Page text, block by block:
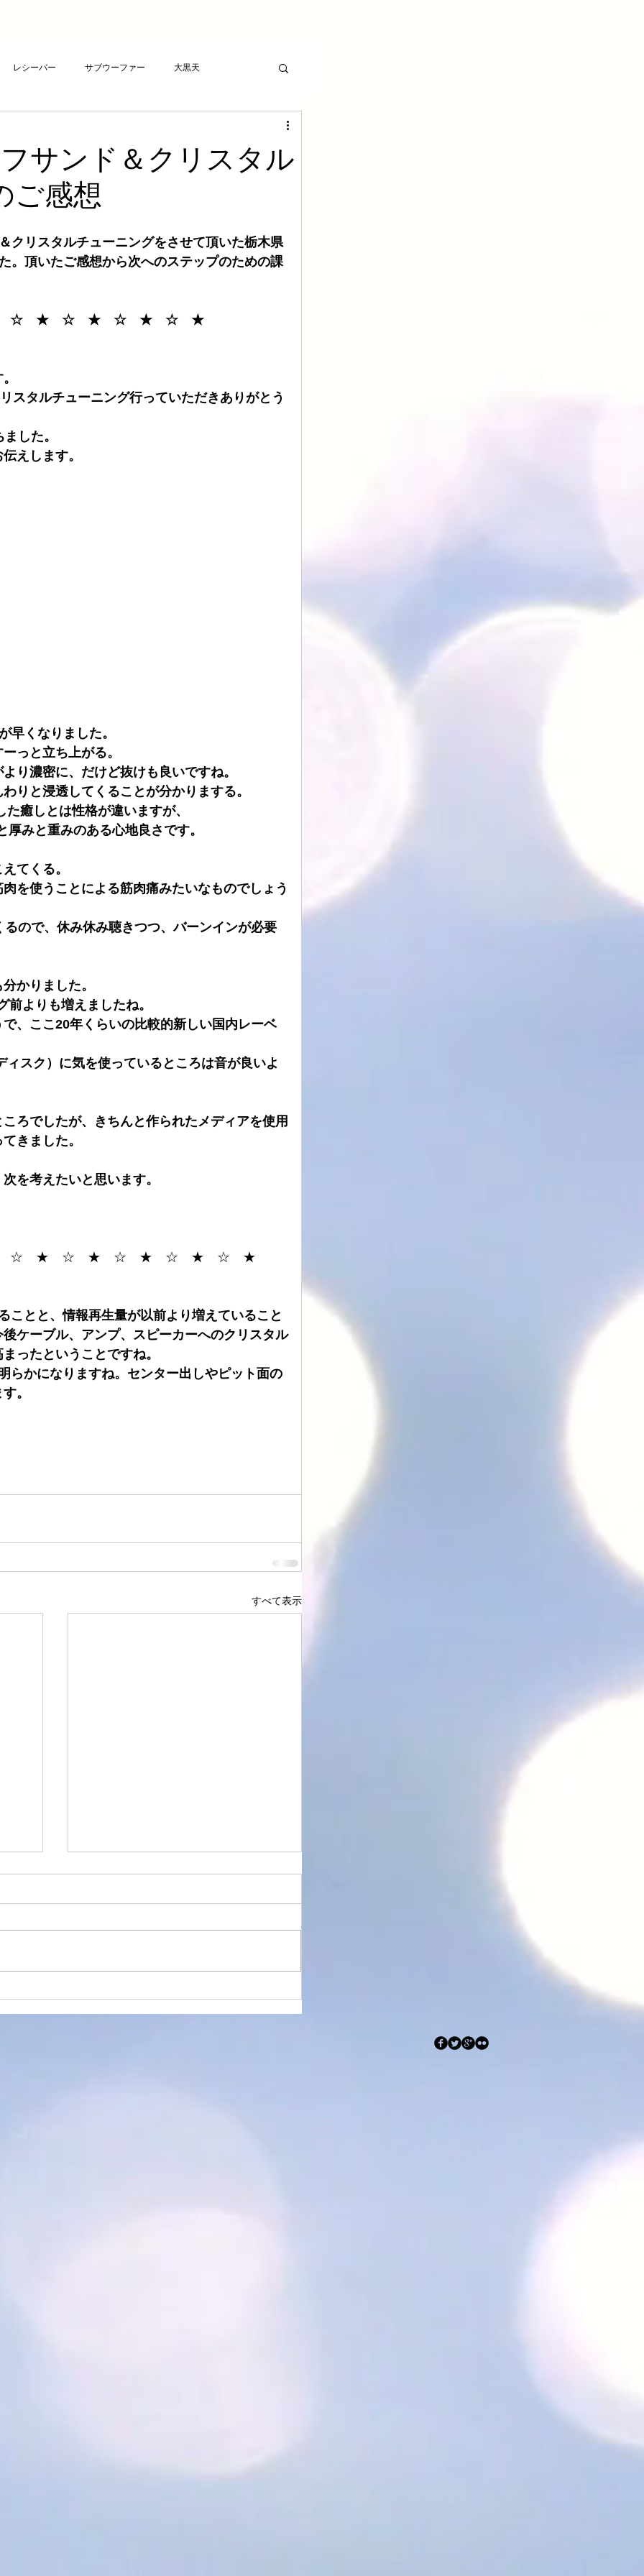
レシーバー サブウーファー 大黒天
ライフサンドチューニング
バスター 新素材チューニング アンプ
サンド＆クリスタル
ご感想
クリスタルチューニングをさせて頂いた栃木県
。頂いたご感想から次へのステップのための課
☆　★　☆　★　☆　★　☆　★
スタルチューニング行っていただきありがとう
した。
えします。
早くなりました。
っと立ち上がる。
り濃密に、だけど抜けも良いですね。
りと浸透してくることが分かりまする。
癒しとは性格が違いますが、
みと重みのある心地良さです。
てくる。
を使うことによる筋肉痛みたいなものでしょう
ので、休み休み聴きつつ、バーンインが必要
かりました。
よりも増えましたね。
、ここ20年くらいの比較的新しい国内レーベ
スク）に気を使っているところは音が良いよ
ろでしたが、きちんと作られたメディアを使用
きました。
を考えたいと思います。
☆　★　☆　★　☆　★　☆　★　☆　★
ことと、情報再生量が以前より増えていること
ケーブル、アンプ、スピーカーへのクリスタル
ったということですね。
らかになりますね。センター出しやピット面の
。
すべて表示